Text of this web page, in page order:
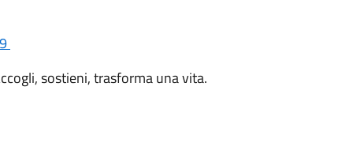
sostieni, trasforma una vita.